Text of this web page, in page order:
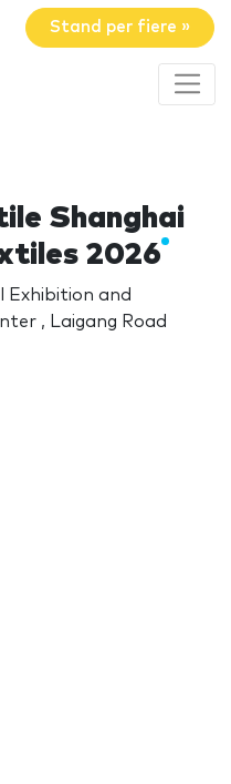
Stand per fiere »
Shanghai
2026
Exhibition and
, Laigang Road